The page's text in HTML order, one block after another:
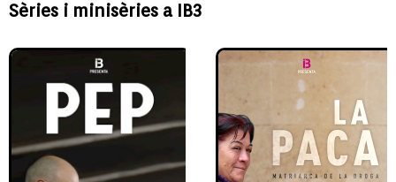
Sèries i minisèries a IB3